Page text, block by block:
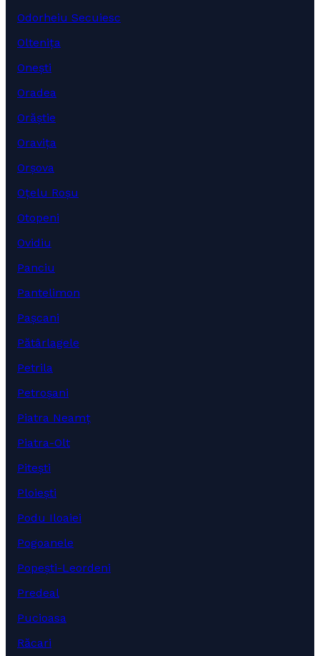
Odorheiu Secuiesc
Oltenița
Onești
Oradea
Orăștie
Oravița
Orșova
Oțelu Roșu
Otopeni
Ovidiu
Panciu
Pantelimon
Pașcani
Pătârlagele
Petrila
Petroșani
Piatra Neamț
Piatra-Olt
Pitești
Ploiești
Podu Iloaiei
Pogoanele
Popești-Leordeni
Predeal
Pucioasa
Răcari